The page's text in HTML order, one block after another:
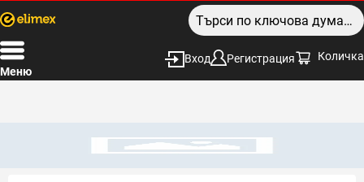
Меню
Вход Регистрация Количка